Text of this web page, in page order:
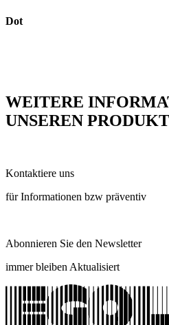
Dot
WEITERE
UNSEREN
Kontaktiere uns
für Informationen bzw präventiv
Abonnieren Sie den Newsletter
immer bleiben Aktualisiert